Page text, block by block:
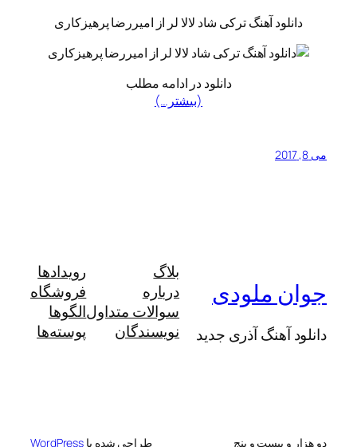
دانلود آهنگ ترکی شاد لالا لر از امیررضا پرهیزکاری
دانلود در ادامه مطلب
(بیشتر…)
می 8, 2017
جوان ملودی
دانلود آهنگ آذری جدید
بلاگ
درباره
سوالات متداول
نویسندگان
رویدادها
فروشگاه
الگوها
پوسته‌ها
دو هزار و بیست و پنج طراحی شده با WordPress